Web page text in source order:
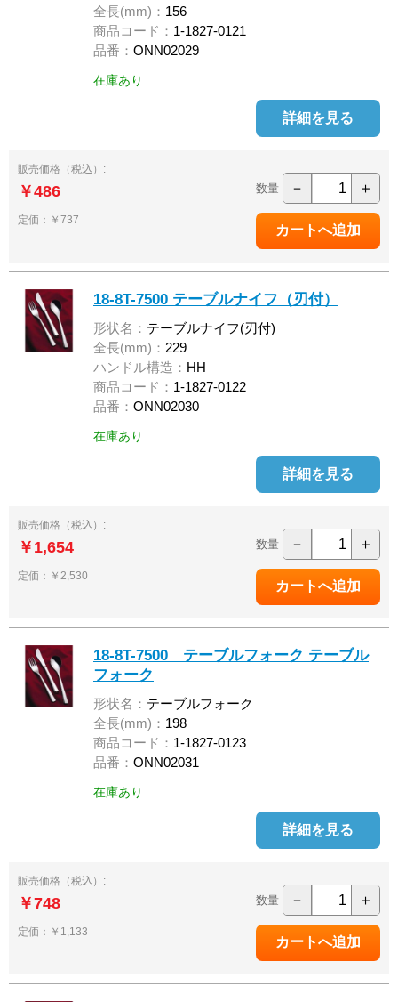
全長(mm)： 156
商品コード： 1-1827-0121
品番： ONN02029
在庫あり
詳細を見る
販売価格（税込）:
￥486
定価：￥737
数量 － ＋
18-8T-7500 テーブルナイフ（刃付）
形状名： テーブルナイフ(刃付)
全長(mm)： 229
ハンドル構造： HH
商品コード： 1-1827-0122
品番： ONN02030
在庫あり
詳細を見る
販売価格（税込）:
￥1,654
定価：￥2,530
数量 － ＋
18-8T-7500 テーブルフォーク テーブル
フォーク
形状名： テーブルフォーク
全長(mm)： 198
商品コード： 1-1827-0123
品番： ONN02031
在庫あり
詳細を見る
販売価格（税込）:
￥748
定価：￥1,133
数量 － ＋